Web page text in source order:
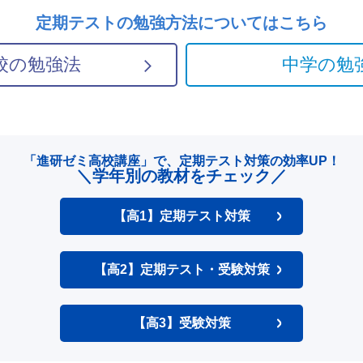
定期テストの勉強方法についてはこちら
の勉強法 中学の勉
「進研ゼミ高校講座」で、 定期テスト対策の効率UP！
＼学年別の教材をチェック／
【高1】定期テスト対策
【高2】定期テスト・受験対策
【高3】受験対策